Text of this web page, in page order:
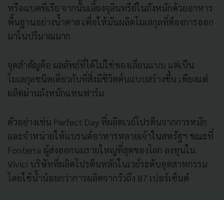
หรือแบคทีเรีย จากนั้นเลี้ยงจุลินทรีย์ในถังหมักด้วยอาหาร
พื้นฐานอย่างน้ำตาล เพื่อให้มันผลิตโมเลกุลที่ต้องการออก
มาในปริมาณมาก
จุดสำคัญคือ ผลลัพธ์ที่ได้ไม่ใช่ของเลียนแบบ แต่เป็น
โมเลกุลชนิดเดียวกับที่สิ่งมีชีวิตต้นแบบสร้างขึ้น เพียงแต่
ผลิตผ่านถังหมักแทนฟาร์ม
ตัวอย่างเช่น Perfect Day ที่ผลิตเวย์โปรตีนจากการหมัก
และจำหน่ายให้แบรนด์อาหารหลายเจ้าในสหรัฐฯ ขณะที่
Fonterra ผู้ส่งออกนมรายใหญ่ที่สุดของโลก ลงทุนใน
Vivici บริษัทที่ผลิตโปรตีนหลักในเวย์ระดับอุตสาหกรรม
โดยใช้น้ำน้อยกว่าการผลิตจากวัวถึง 87 เปอร์เซ็นต์